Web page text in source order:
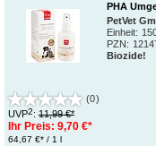
PHA
PetVet
Einheit:
PZN:
Biozide!
(0)
UVP2: 11,99 €*
Ihr Preis: 9,70 €*
64,67 €* / 1 l